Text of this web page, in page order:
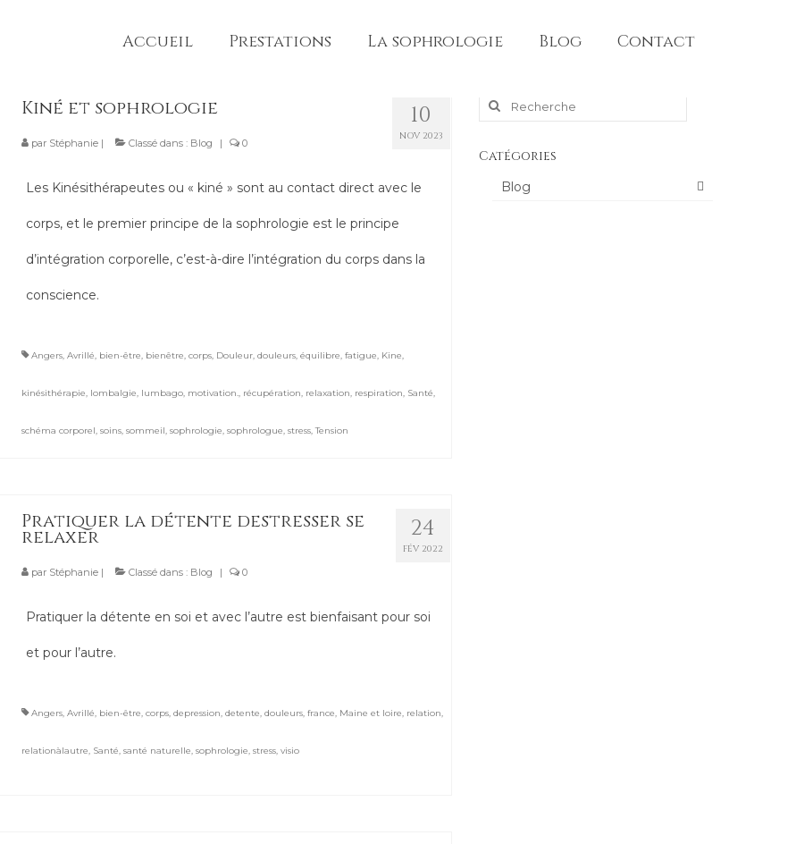
Accueil Prestations La sophrologie Blog Contact
10
NOV 2023
Kiné et sophrologie
par Stéphanie| Classé dans : Blog | 0
Les Kinésithérapeutes ou « kiné » sont au contact direct avec le
corps, et le premier principe de la sophrologie est le principe
d’intégration corporelle, c’est-à-dire l’intégration du corps dans la
conscience.
Angers, Avrillé, bien-être, bienêtre, corps, Douleur, douleurs, équilibre, fatigue, Kine,
kinésithérapie, lombalgie, lumbago, motivation., récupération, relaxation, respiration, Santé,
schéma corporel, soins, sommeil, sophrologie, sophrologue, stress,Tension
24
FÉV 2022
Pratiquer la détente destresser se
relaxer
par Stéphanie| Classé dans : Blog | 0
Pratiquer la détente en soi et avec l’autre est bienfaisant pour soi
et pour l’autre.
Angers, Avrillé, bien-être, corps, depression, detente, douleurs, france, Maine et loire, relation,
relationàlautre, Santé, santé naturelle, sophrologie, stress, visio
Rechercher
Catégories
Blog